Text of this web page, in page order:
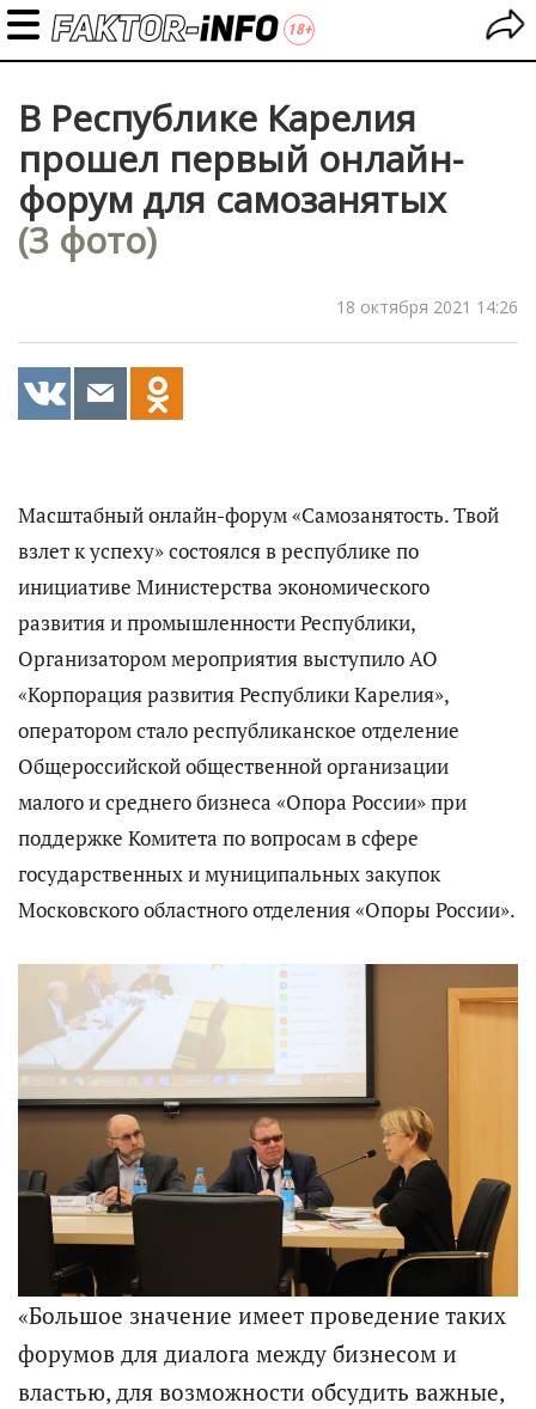
В Республике Карелия
прошел первый онлайн-
форум для самозанятых
(3 фото)
18 октября 2021 14:26
Масштабный онлайн-форум «Самозанятость. Твой
взлет к успеху» состоялся в республике по
инициативе Министерства экономического
развития и промышленности Республики,
Организатором мероприятия выступило АО
«Корпорация развития Республики Карелия»,
оператором стало республиканское отделение
Общероссийской общественной организации
малого и среднего бизнеса «Опора России» при
поддержке Комитета по вопросам в сфере
государственных и муниципальных закупок
Московского областного отделения «Опоры России».
«Большое значение имеет проведение таких
форумов для диалога между бизнесом и
властью, для возможности обсудить важные,